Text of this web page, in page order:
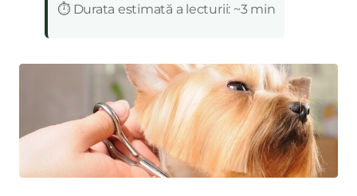
⏱️ Durata estimată a lecturii: ~3 min